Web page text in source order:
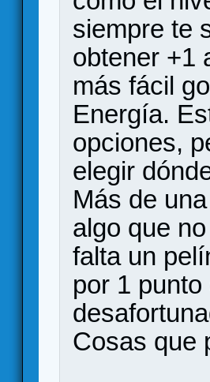
siempre te
obtener +1
más fácil
Energía.
opciones,
elegir
Más de
algo que
falta un
por 1
Cosas que